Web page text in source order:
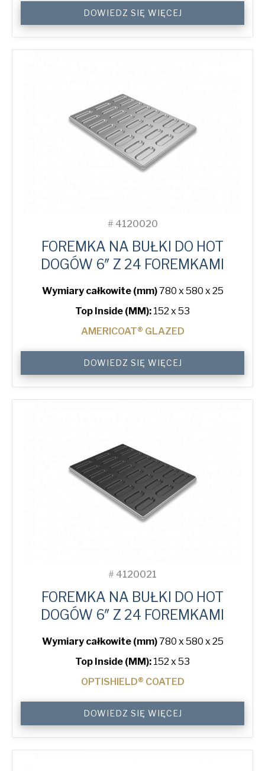
Peel
Lip
Perforated
DOWIEDZ SIĘ WIĘCEJ
# 4120020
FOREMKA NA BUŁKI DO HOT
DOGÓW 6″ Z 24 FOREMKAMI
Wymiary całkowite (mm)780 x 580 x 25
Top Inside (MM): 152 x 53
AMERICOAT® GLAZED
Dog
Bun
Tray
DOWIEDZ SIĘ WIĘCEJ
# 4120021
FOREMKA NA BUŁKI DO HOT
DOGÓW 6″ Z 24 FOREMKAMI
Wymiary całkowite (mm)780 x 580 x 25
Top Inside (MM): 152 x 53
OPTISHIELD® COATED
Dog
Bun
Tray
DOWIEDZ SIĘ WIĘCEJ